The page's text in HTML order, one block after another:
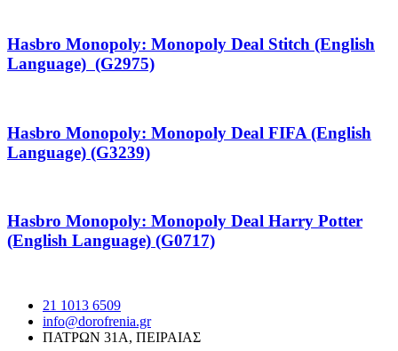
Hasbro Monopoly: Monopoly Deal Stitch (English
Language) (G2975)
Hasbro Monopoly: Monopoly Deal FIFA (English
Language) (G3239)
Hasbro Monopoly: Monopoly Deal Harry Potter
(English Language) (G0717)
21 1013 6509
info@dorofrenia.gr
ΠΑΤΡΩΝ 31Α, ΠΕΙΡΑΙΑΣ